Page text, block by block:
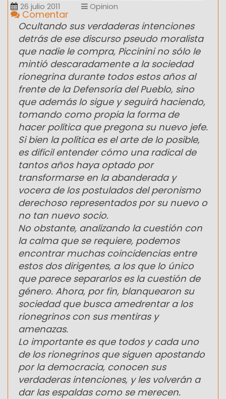
26 julio 2011 Opinion
Comentar
Ocultando sus verdaderas intenciones
detrás de ese discurso pseudo moralista
que nadie le compra, Piccinini no sólo le
mintió descaradamente a la sociedad
rionegrina durante todos estos años al
frente de la Defensoría del Pueblo, sino
que además lo sigue y seguirá haciendo,
tomando como propia la forma de
hacer política que pregona su nuevo jefe.
Si bien la política es el arte de lo posible,
es difícil entender cómo una radical de
tantos años haya optado por
transformarse en la abanderada y
vocera de los postulados del peronismo
derechoso representados por su nuevo o
no tan nuevo socio.
No obstante, analizando la cuestión con
la calma que se requiere, podemos
encontrar muchas coincidencias entre
estos dos dirigentes, a los que lo único
que parece separarlos es la cuestión de
género. Ahora, por fin, blanquearon su
sociedad que busca amedrentar a los
rionegrinos con sus mentiras y
amenazas.
Lo importante es que todos y cada uno
de los rionegrinos que siguen apostando
por la democracia, conocen sus
verdaderas intenciones, y les volverán a
dar las espaldas como se merecen.